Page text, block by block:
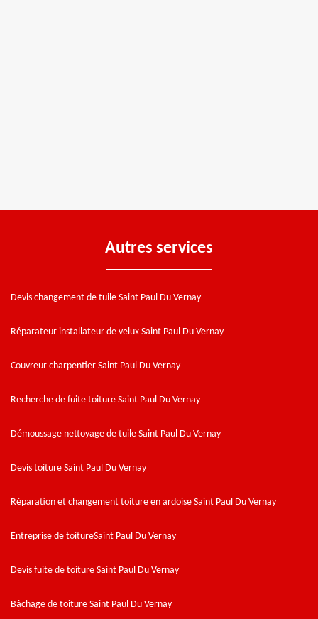
Autres services
Devis changement de tuile Saint Paul Du Vernay
Réparateur installateur de velux Saint Paul Du Vernay
Couvreur charpentier Saint Paul Du Vernay
Recherche de fuite toiture Saint Paul Du Vernay
Démoussage nettoyage de tuile Saint Paul Du Vernay
Devis toiture Saint Paul Du Vernay
Réparation et changement toiture en ardoise Saint Paul Du Vernay
Entreprise de toitureSaint Paul Du Vernay
Devis fuite de toiture Saint Paul Du Vernay
Bâchage de toiture Saint Paul Du Vernay